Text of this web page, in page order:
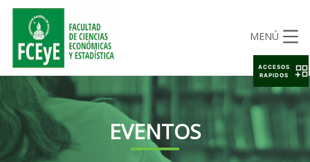
MENÚ
EVENTOS
ACCESOS
RAPIDOS